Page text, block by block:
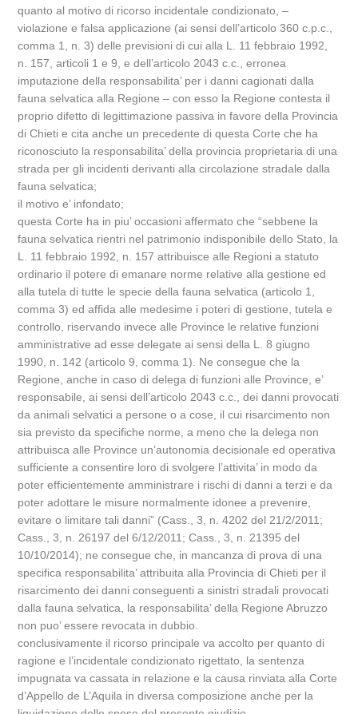
quanto al motivo di ricorso incidentale condizionato, –
violazione e falsa applicazione (ai sensi dell’articolo 360 c.p.c.,
comma 1, n. 3) delle previsioni di cui alla L. 11 febbraio 1992,
n. 157, articoli 1 e 9, e dell’articolo 2043 c.c., erronea
imputazione della responsabilita’ per i danni cagionati dalla
fauna selvatica alla Regione – con esso la Regione contesta il
proprio difetto di legittimazione passiva in favore della Provincia
di Chieti e cita anche un precedente di questa Corte che ha
riconosciuto la responsabilita’ della provincia proprietaria di una
strada per gli incidenti derivanti alla circolazione stradale dalla
fauna selvatica;
il motivo e’ infondato;
questa Corte ha in piu’ occasioni affermato che “sebbene la
fauna selvatica rientri nel patrimonio indisponibile dello Stato, la
L. 11 febbraio 1992, n. 157 attribuisce alle Regioni a statuto
ordinario il potere di emanare norme relative alla gestione ed
alla tutela di tutte le specie della fauna selvatica (articolo 1,
comma 3) ed affida alle medesime i poteri di gestione, tutela e
controllo, riservando invece alle Province le relative funzioni
amministrative ad esse delegate ai sensi della L. 8 giugno
1990, n. 142 (articolo 9, comma 1). Ne consegue che la
Regione, anche in caso di delega di funzioni alle Province, e’
responsabile, ai sensi dell’articolo 2043 c.c., dei danni provocati
da animali selvatici a persone o a cose, il cui risarcimento non
sia previsto da specifiche norme, a meno che la delega non
attribuisca alle Province un’autonomia decisionale ed operativa
sufficiente a consentire loro di svolgere l’attivita’ in modo da
poter efficientemente amministrare i rischi di danni a terzi e da
poter adottare le misure normalmente idonee a prevenire,
evitare o limitare tali danni” (Cass., 3, n. 4202 del 21/2/2011;
Cass., 3, n. 26197 del 6/12/2011; Cass., 3, n. 21395 del
10/10/2014); ne consegue che, in mancanza di prova di una
specifica responsabilita’ attribuita alla Provincia di Chieti per il
risarcimento dei danni conseguenti a sinistri stradali provocati
dalla fauna selvatica, la responsabilita’ della Regione Abruzzo
non puo’ essere revocata in dubbio.
conclusivamente il ricorso principale va accolto per quanto di
ragione e l’incidentale condizionato rigettato, la sentenza
impugnata va cassata in relazione e la causa rinviata alla Corte
d’Appello de L’Aquila in diversa composizione anche per la